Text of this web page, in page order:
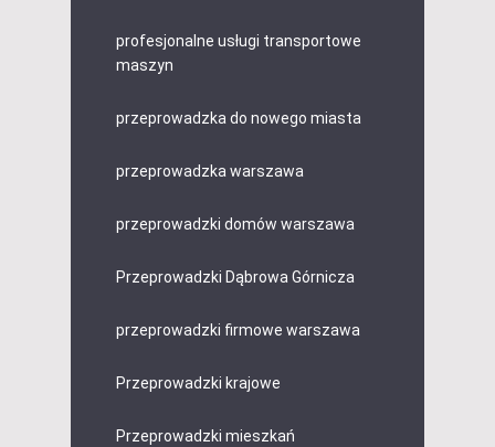
profesjonalne usługi transportowe
maszyn
przeprowadzka do nowego miasta
przeprowadzka warszawa
przeprowadzki domów warszawa
Przeprowadzki Dąbrowa Górnicza
przeprowadzki firmowe warszawa
Przeprowadzki krajowe
Przeprowadzki mieszkań